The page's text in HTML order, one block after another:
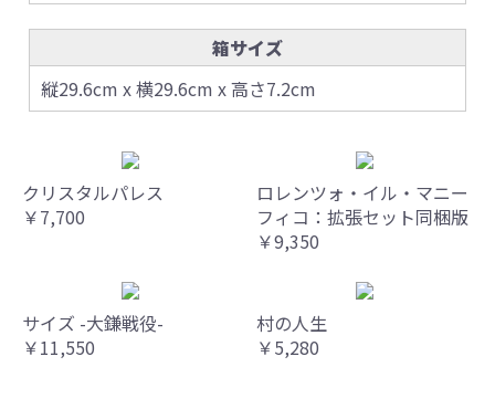
箱サイズ
縦29.6cm x 横29.6cm x 高さ7.2cm
クリスタルパレス
￥7,700
ロレンツォ・イル・マニー
フィコ：拡張セット同梱版
￥9,350
サイズ -大鎌戦役-
￥11,550
村の人生
￥5,280